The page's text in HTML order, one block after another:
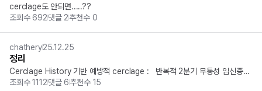
cerclage도 안되면.....??
조회수 692댓글 2추천수 0
chathery25.12.25
정리
Cerclage History 기반 예방적 cerclage :   반복적 2분기 무통성 임신종결
US 기반 예방적 cerclage : ( 자발적조산 Hx. + short cervix<2.5cm ) R
조회수1112댓글 6추천수 15